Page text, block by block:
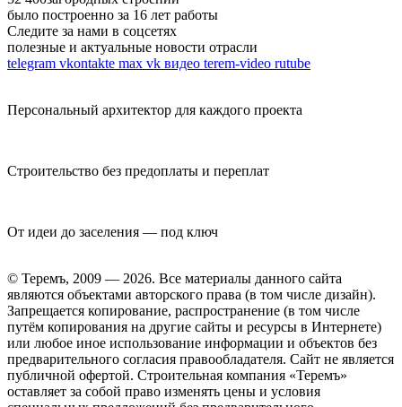
было построенно за 16 лет работы
Следите за нами в соцсетях
полезные и актуальные новости отрасли
telegram vkontakte max vk видео terem-video rutube
Персональный архитектор для каждого проекта
Строительство без предоплаты и переплат
От идеи до заселения — под ключ
© Теремъ, 2009 — 2026. Все материалы данного сайта
являются объектами авторского права (в том числе дизайн).
Запрещается копирование, распространение (в том числе
путём копирования на другие сайты и ресурсы в Интернете)
или любое иное использование информации и объектов без
предварительного согласия правообладателя. Cайт не является
публичной офертой. Строительная компания «Теремъ»
оставляет за собой право изменять цены и условия